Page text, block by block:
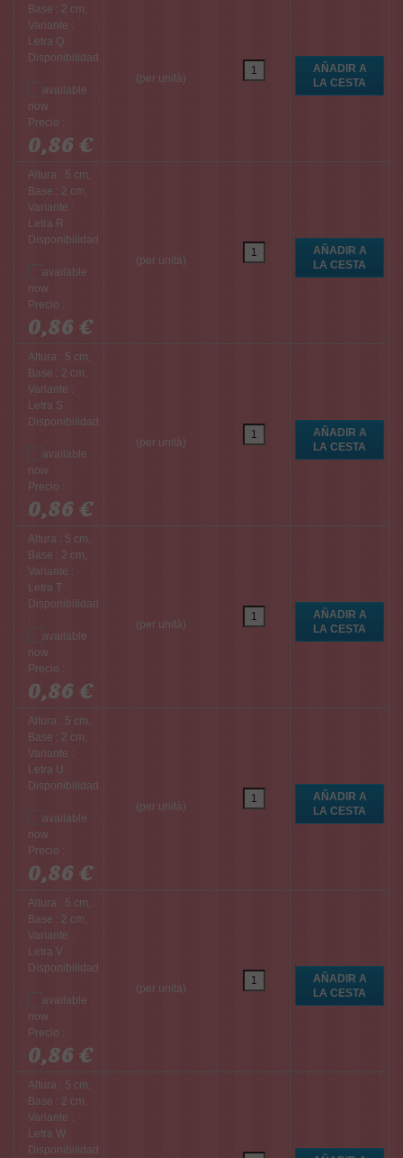
Base : 2 cm,
Variante :
Letra Q
Disponibilidad
:
Precio :
0,86 €
(per unità)
Altura : 5 cm,
Base : 2 cm,
Variante :
Letra R
Disponibilidad
:
Precio :
0,86 €
(per unità)
Altura : 5 cm,
Base : 2 cm,
Variante :
Letra S
Disponibilidad
:
Precio :
0,86 €
(per unità)
Altura : 5 cm,
Base : 2 cm,
Variante :
Letra T
Disponibilidad
:
Precio :
0,86 €
(per unità)
Altura : 5 cm,
Base : 2 cm,
Variante :
Letra U
Disponibilidad
:
Precio :
0,86 €
(per unità)
Altura : 5 cm,
Base : 2 cm,
Variante :
Letra V
Disponibilidad
:
Precio :
0,86 €
(per unità)
Altura : 5 cm,
Base : 2 cm,
Variante :
Letra W
Disponibilidad